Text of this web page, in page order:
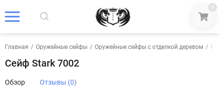
0
Главная / Оружейные сейфы / Оружейные сейфы с отделкой деревом /
Сейф Stark 7002
Обзор Отзывы (0)